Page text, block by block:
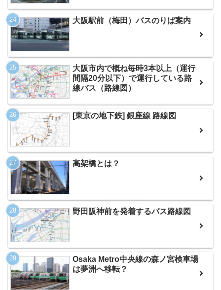
大阪駅前（梅田）バスのりば案内
大阪市内で概ね毎時3本以上（運行
間隔20分以下）で運行している路
線バス（路線図）
[東京の地下鉄] 銀座線 路線図
高架橋とは？
野田阪神前を発着するバス路線図
Osaka Metro中央線の森ノ宮検車場
は夢洲へ移転？